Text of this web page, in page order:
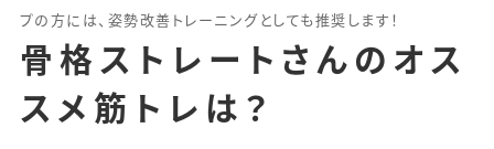
プの方には、姿勢改善トレーニングとしても推奨します！
骨格ストレートさんのオス
スメ筋トレは？